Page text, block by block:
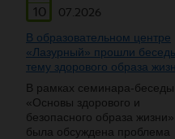
10
07.2026
В образовательном центре
«Лазурный» прошли
тему здорового образа
В рамках семинара-беседы
«Основы здорового и
безопасного образа жизни»
была обсуждена проблема